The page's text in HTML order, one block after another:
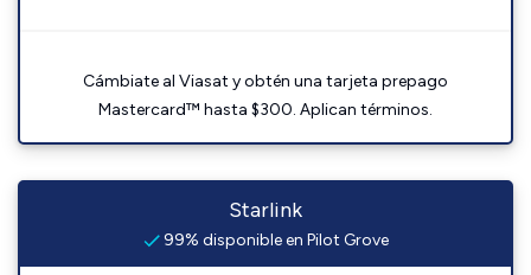
Cámbiate al Viasat y obtén una tarjeta prepago
Mastercard™ hasta $300. Aplican términos.
Starlink
99% disponible en Pilot Grove